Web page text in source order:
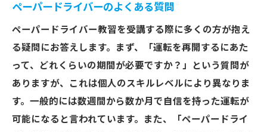
ペーパードライバーのよくある質問
ペーパードライバー教習を受講する際に多くの方が抱え
る疑問にお答えします。まず、「運転を再開するにあた
って、どれくらいの期間が必要ですか？」という質問が
ありますが、これは個人のスキルレベルにより異なりま
す。一般的には数週間から数か月で自信を持った運転が
可能になると言われています。また、「ペーパードライ